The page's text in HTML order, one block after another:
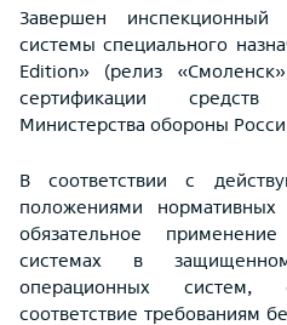
Завершен инспекционный
системы специального
Edition» (релиз
сертификации
Министерства обороны
В соответствии с
положениями нормативных
обязательное
системах в
операционных систем,
соответствие требованиям